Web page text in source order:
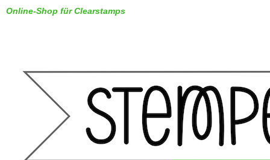
Online-Shop für Clearstamps